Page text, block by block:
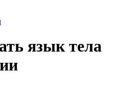
язык тела